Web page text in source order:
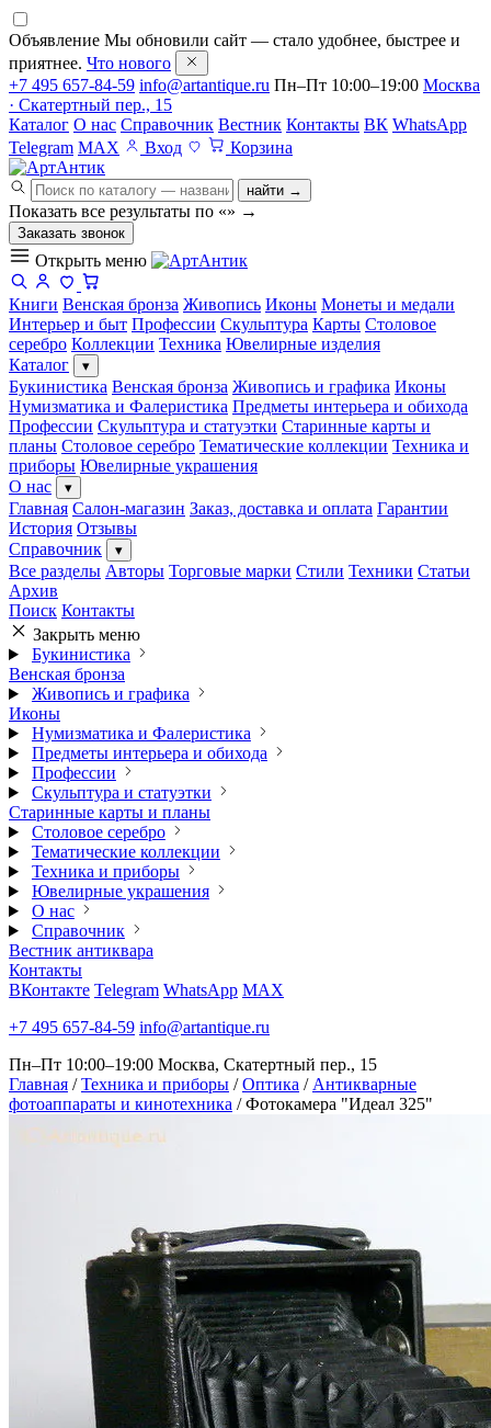
Объявление Мы обновили сайт — стало удобнее, быстрее и
приятнее. Что нового
+7 495 657-84-59 info@artantique.ru Пн–Пт 10:00–19:00 Москва
· Скатертный пер., 15
Каталог О нас Справочник Вестник Контакты ВК WhatsApp
Telegram MAX Вход Корзина
найти →
Показать все результаты по «» →
Заказать звонок
Открыть меню
Книги Венская бронза Живопись Иконы Монеты и медали
Интерьер и быт Профессии Скульптура Карты Столовое
серебро Коллекции Техника Ювелирные изделия
Каталог
▾
Букинистика Венская бронза Живопись и графика Иконы
Нумизматика и Фалеристика Предметы интерьера и обихода
Профессии Скульптура и статуэтки Старинные карты и
планы Столовое серебро Тематические коллекции Техника и
приборы Ювелирные украшения
О нас
▾
Главная Салон-магазин Заказ, доставка и оплата Гарантии
История Отзывы
Справочник
▾
Все разделы Авторы Торговые марки Стили Техники Статьи
Архив
Поиск Контакты
Закрыть меню
Букинистика
Венская бронза
Живопись и графика
Иконы
Нумизматика и Фалеристика
Предметы интерьера и обихода
Профессии
Скульптура и статуэтки
Старинные карты и планы
Столовое серебро
Тематические коллекции
Техника и приборы
Ювелирные украшения
О нас
Справочник
Вестник антиквара
Контакты
ВКонтакте Telegram WhatsApp MAX
+7 495 657-84-59 info@artantique.ru
Пн–Пт 10:00–19:00 Москва, Скатертный пер., 15
Главная / Техника и приборы / Оптика / Антикварные
фотоаппараты и кинотехника / Фотокамера "Идеал 325"